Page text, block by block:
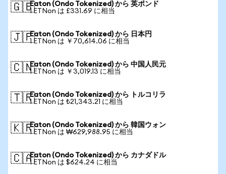
🇬🇧Eaton (Ondo Tokenized) から 英ポンド
1 ETNon は £331.69 に相当
🇯🇵Eaton (Ondo Tokenized) から 日本円
1 ETNon は ￥70,614.06 に相当
🇨🇳Eaton (Ondo Tokenized) から 中国人民元
1 ETNon は ￥3,019.13 に相当
🇹🇷Eaton (Ondo Tokenized) から トルコリラ
1 ETNon は ₺21,343.21 に相当
🇰🇷Eaton (Ondo Tokenized) から 韓国ウォン
1 ETNon は ₩629,988.95 に相当
🇨🇦Eaton (Ondo Tokenized) から カナダドル
1 ETNon は $624.24 に相当